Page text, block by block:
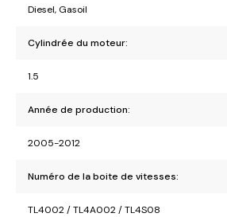
Diesel, Gasoil
Cylindrée du moteur:
1.5
Année de production:
2005-2012
Numéro de la boite de vitesses:
TL4002 / TL4A002 / TL4S08